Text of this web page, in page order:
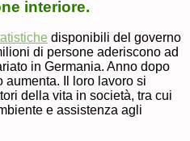
interiore.
disponibili del governo
di persone aderiscono ad
in Germania. Anno dopo
aumenta. Il loro lavoro si
della vita in società, tra cui
e assistenza agli